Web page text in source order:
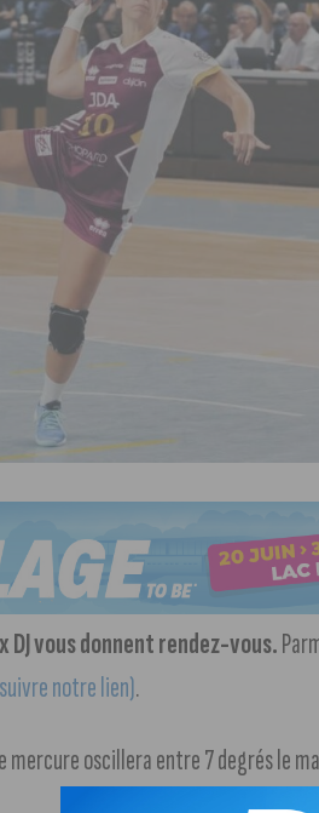
vous donnent rendez-vous.
notre lien).
mercure oscillera entre 7 degrés le